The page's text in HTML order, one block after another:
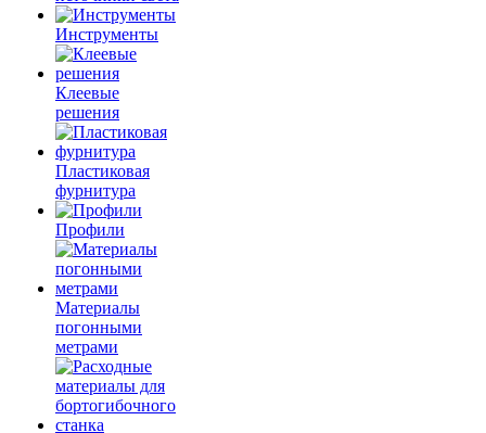
Инструменты
Клеевые
решения
Пластиковая
фурнитура
Профили
Материалы
погонными
метрами